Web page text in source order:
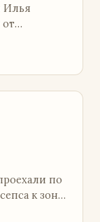
Илья
от
по
к зоне